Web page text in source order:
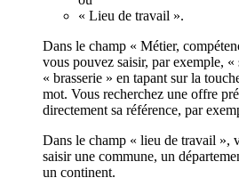
« Lieu de travail ».
Dans le champ « Métier,
vous pouvez saisir, par exemple,
« brasserie » en tapant sur la
mot. Vous recherchez une offre
directement sa référence, par
Dans le champ « lieu de travail »,
saisir une commune, un
un continent.